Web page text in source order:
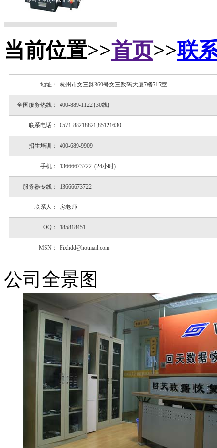
当前位置>>首页>>联
地址： 杭州市文三路369号文三数码大厦7楼715室
全国服务热线： 400-889-1122 (30线)
联系电话： 0571-88218821,85121630
招生培训： 400-689-9909
手机： 13666673722 (24小时)
服务器专线： 13666673722
联系人： 房老师
QQ： 185818451
MSN： Fixhdd@hotmail.com
公司全景图